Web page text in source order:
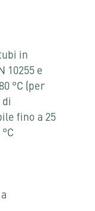
in
10255 e
°C (per
fino a 25